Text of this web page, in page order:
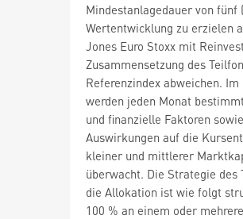
Mindestanlagedauer von fünf
Wertentwicklung zu erzielen
Jones Euro Stoxx mit
Zusammensetzung des
Referenzindex abweichen.
werden jeden Monat
und finanzielle Faktoren
Auswirkungen auf die
kleiner und mittlerer
überwacht. Die Strategie
die Allokation ist wie folgt
100 % an einem oder